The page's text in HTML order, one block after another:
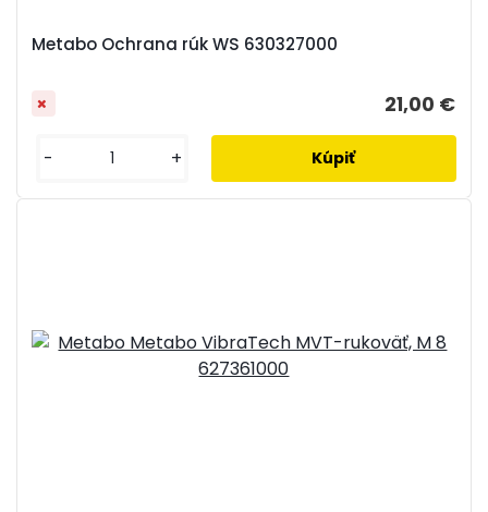
Metabo Ochrana rúk WS 630327000
21,00 €
- +